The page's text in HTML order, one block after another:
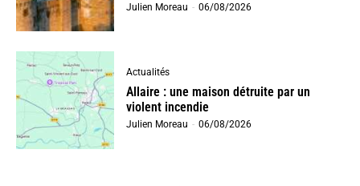
Julien Moreau - 06/08/2026
Actualités
Allaire : une maison détruite par un
violent incendie
Julien Moreau - 06/08/2026